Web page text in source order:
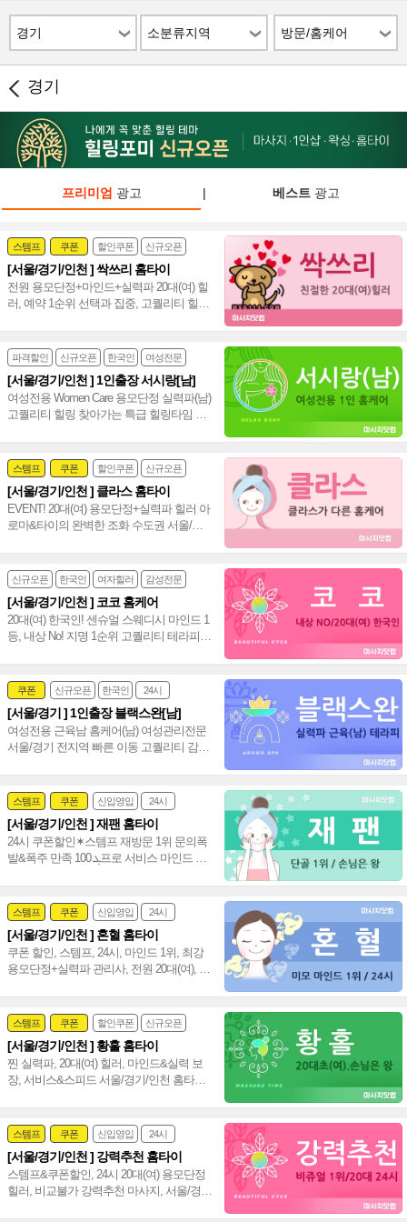
경기 소분류지역 방문/홈케어
경기
프리미엄 광고 | 베스트광고
스템프 쿠폰 할인쿠폰 신규오픈
24시 홈케어
[서울/경기/인천 ] 싹쓰리 홈타이
전원 용모단정+마인드+실력파 20대(여) 힐
러, 예약 1순위 선택과 집중, 고퀄리티 힐링
파격할인 신규오픈 한국인 여성전문
[서울/경기/인천 ] 1인출장 서시랑[남]
여성전용 Women Care 용모단정 실력파(남)
고퀄리티 힐링 찾아가는 특급 힐링타임 서
스템프 쿠폰 할인쿠폰 신규오픈
24시 홈케어
[서울/경기/인천 ] 클라스 홈타이
EVENT! 20대(여) 용모단정+실력파 힐러 아
로마&타이의 완벽한 조화 수도권 서울/경
신규오픈 한국인 여자힐러 감성전문
[서울/경기/인천 ] 코코 홈케어
20대(여) 한국인! 센슈얼 스웨디시 마인드 1
등, 내상 No! 지명 1순위 고퀄리티 테라피로
쿠폰 신규오픈 한국인 24시
여성전문
[서울/경기 ] 1인출장 블랙스완[남]
여성전용 근육남 홈케어(남) 여성관리전문
서울/경기 전지역 빠른 이동 고퀄리티 감성
스템프 쿠폰 신입영입 24시
여자힐러 감성전문
[서울/경기/인천 ] 재팬 홈타이
24시 쿠폰할인✶스템프 재방문 1위 문의폭
발&폭주 만족 ܓ 100프로 서비스 마인드 짱
스템프 쿠폰 신입영입 24시
여자힐러 감성전문
[서울/경기/인천 ] 혼혈 홈타이
쿠폰 할인, 스템프, 24시, 마인드 1위, 최강
용모단정+실력파 관리사, 전원 20대(여), 강
스템프 쿠폰 할인쿠폰 신규오픈
24시 홈케어
[서울/경기/인천 ] 황홀 홈타이
찐 실력파, 20대(여) 힐러, 마인드&실력 보
장, 서비스&스피드 서울/경기/인천 홈타이
스템프 쿠폰 신입영입 24시
여자힐러 감성전문
[서울/경기/인천 ] 강력추천 홈타이
스템프&쿠폰할인, 24시 20대(여) 용모단정
힐러, 비교불가 강력추천 마사지, 서울/경